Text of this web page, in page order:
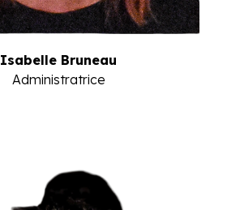
Isabelle Bruneau
Administratrice